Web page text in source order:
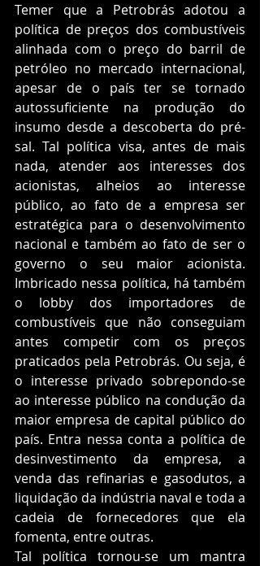
Temer que a Petrobrás adotou a
política de preços dos combustíveis
alinhada com o preço do barril de
petróleo no mercado internacional,
apesar de o país ter se tornado
autossuficiente na produção do
insumo desde a descoberta do pré-
sal. Tal política visa, antes de mais
nada, atender aos interesses dos
acionistas, alheios ao interesse
público, ao fato de a empresa ser
estratégica para o desenvolvimento
nacional e também ao fato de ser o
governo o seu maior acionista.
Imbricado nessa política, há também
o lobby dos importadores de
combustíveis que não conseguiam
antes competir com os preços
praticados pela Petrobrás. Ou seja, é
o interesse privado sobrepondo-se
ao interesse público na condução da
maior empresa de capital público do
país. Entra nessa conta a política de
desinvestimento da empresa, a
venda das refinarias e gasodutos, a
liquidação da indústria naval e toda a
cadeia de fornecedores que ela
fomenta, entre outras.
Tal política tornou-se um mantra